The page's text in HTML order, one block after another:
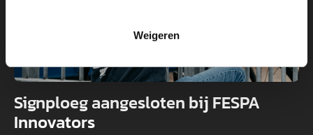
Weigeren
Signploeg aangesloten bij FESPA
Innovators